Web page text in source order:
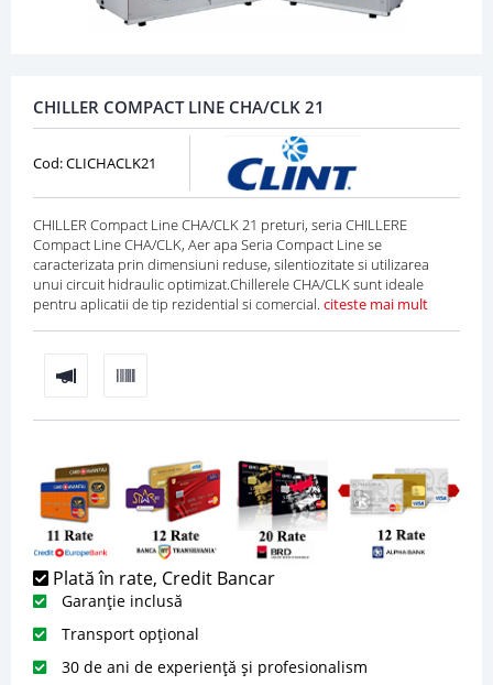
CHILLER COMPACT LINE CHA/CLK 21
Cod: CLICHACLK21
CHILLER Compact Line CHA/CLK 21 preturi, seria CHILLERE
Compact Line CHA/CLK, Aer apa Seria Compact Line se
caracterizata prin dimensiuni reduse, silentiozitate si utilizarea
unui circuit hidraulic optimizat.Chillerele CHA/CLK sunt ideale
pentru aplicatii de tip rezidential si comercial. citeste mai mult
Plată în rate, Credit Bancar
Garanție inclusă
Transport opțional
30 de ani de experiență și profesionalism